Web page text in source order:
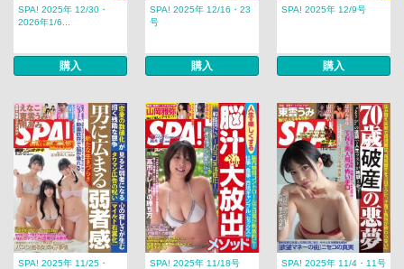
SPA! 2025年 12/30・
2026年1/6...
購入
SPA! 2025年 12/16・23
号
購入
SPA! 2025年 12/9号
購入
SPA! 2025年 11/25・
SPA! 2025年 11/18号 SPA! 2025年 11/4・11号